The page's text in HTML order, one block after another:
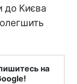
до Києва
на